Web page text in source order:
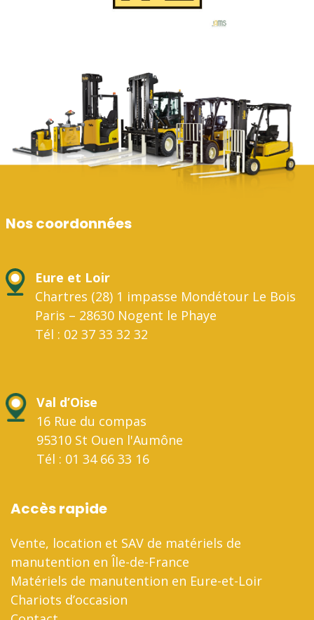
Nos coordonnées
Eure et Loir
Chartres (28) 1 impasse Mondétour Le Bois
Paris – 28630 Nogent le Phaye
Tél : 02 37 33 32 32
Val d’Oise
16 Rue du compas
95310 St Ouen l'Aumône
Tél : 01 34 66 33 16
Accès rapide
Vente, location et SAV de matériels de
manutention en Île-de-France
Matériels de manutention en Eure-et-Loir
Chariots d’occasion